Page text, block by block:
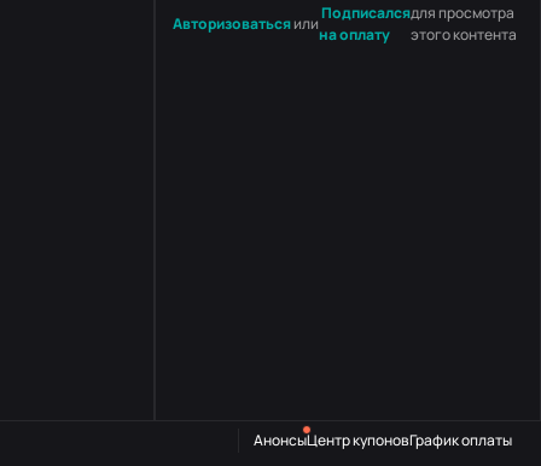
Авторизоватьсяили
Подписался
на оплату
для просмотра
этого контента
АнонсыЦентр купоновГрафик оплаты